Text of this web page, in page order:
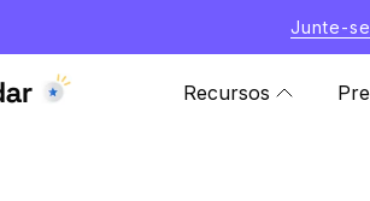
Junte-
Recursos